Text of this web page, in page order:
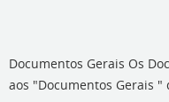
Documentos Gerais Os
aos "Documentos Gerais "